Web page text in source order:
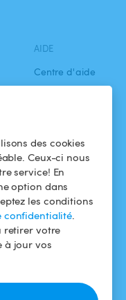
des cookies
Ceux-ci nous
service! En
option dans
les conditions
confidentialité.
retirer votre
à jour vos
AIDE
Centre d'aide
confidentialité
Mentions légales
L'APP